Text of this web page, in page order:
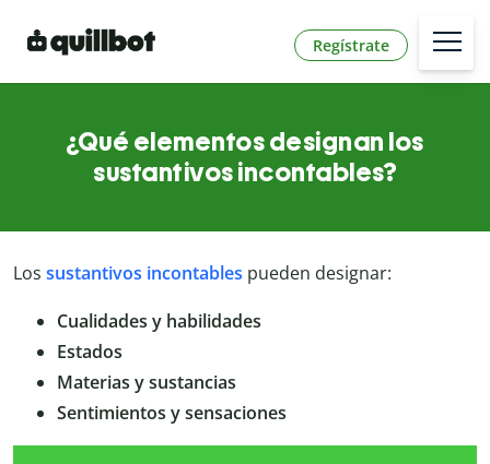
Regístrate
¿Qué elementos designan los
sustantivos incontables?
Los sustantivos incontables pueden designar:
Cualidades y habilidades
Estados
Materias y sustancias
Sentimientos y sensaciones